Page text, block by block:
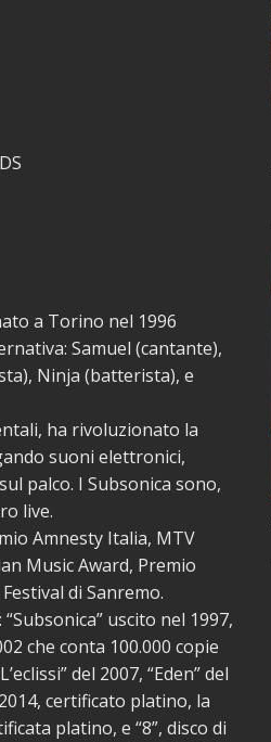
a Torino nel 1996
Samuel (cantante),
Ninja (batterista), e
ha rivoluzionato la
suoni elettronici,
palco. I Subsonica sono,
live.
Amnesty Italia, MTV
Music Award, Premio
di Sanremo.
uscito nel 1997,
che conta 100.000 copie
del 2007, “Eden” del
certificato platino, la
platino, e “8”, disco di